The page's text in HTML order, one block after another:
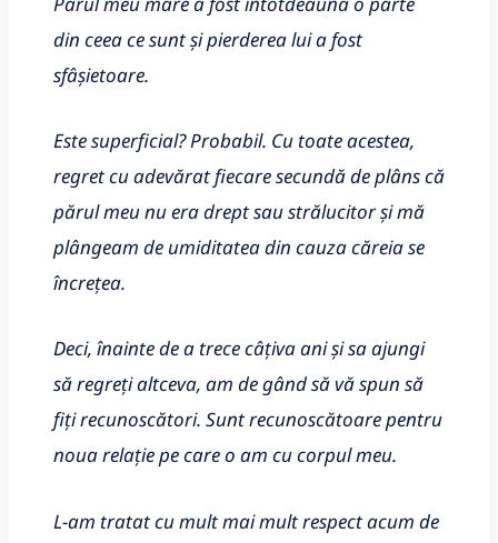
din ceea ce sunt și pierderea lui a fost
sfâșietoare.
Este superficial? Probabil. Cu toate acestea,
regret cu adevărat fiecare secundă de plâns că
părul meu nu era drept sau strălucitor și mă
plângeam de umiditatea din cauza căreia se
încrețea.
Deci, înainte de a trece câțiva ani și sa ajungi
să regreți altceva, am de gând să vă spun să
fiți recunoscători. Sunt recunoscătoare pentru
noua relație pe care o am cu corpul meu.
L-am tratat cu mult mai mult respect acum de